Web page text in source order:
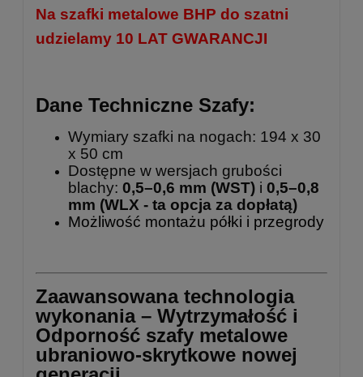
Na szafki metalowe BHP do szatni
udzielamy 10 LAT GWARANCJI
Dane Techniczne Szafy:
Wymiary szafki na nogach: 194 x 30
x 50 cm
Dostępne w wersjach grubości
blachy: 0,5–0,6 mm (WST) i 0,5–0,8
mm (WLX - ta opcja za dopłatą)
Możliwość montażu półki i przegrody
Zaawansowana technologia
wykonania – Wytrzymałość i
Odporność szafy metalowe
ubraniowo-skrytkowe nowej